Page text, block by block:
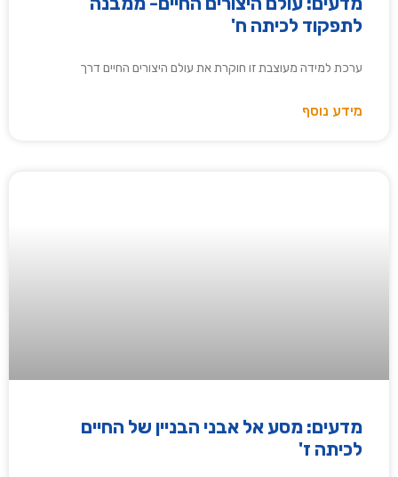
לתפקוד לכיתה ח'
ערכת למידה מעוצבת זו חוקרת את עולם היצורים החיים דרך
מידע נוסף
מדעים: מסע אל אבני הבניין של החיים
לכיתה ז'